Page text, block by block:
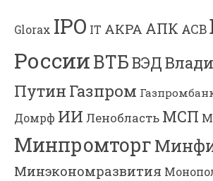
Glorax IPO IT АКРА АПК АСВ
РоссииВТБВЭД
Путин Газпром
Домрф ИИ Ленобласть МСП
Минпромторг
Минэкономразвития